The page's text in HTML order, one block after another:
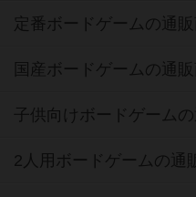
定番ボードゲームの通
国産ボードゲームの通
子供向けボードゲーム
2人用ボードゲームの通